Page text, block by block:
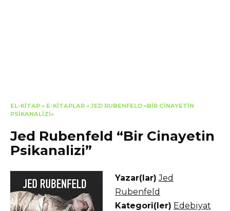
EL-KITAP » E-KITAPLAR »JED RUBENFELD «BIR CINAYETIN
PSIKANALIZI»
Jed Rubenfeld “Bir Cinayetin
Psikanalizi”
Yazar(lar) Jed
Rubenfeld
Kategori(ler) Edebiyat